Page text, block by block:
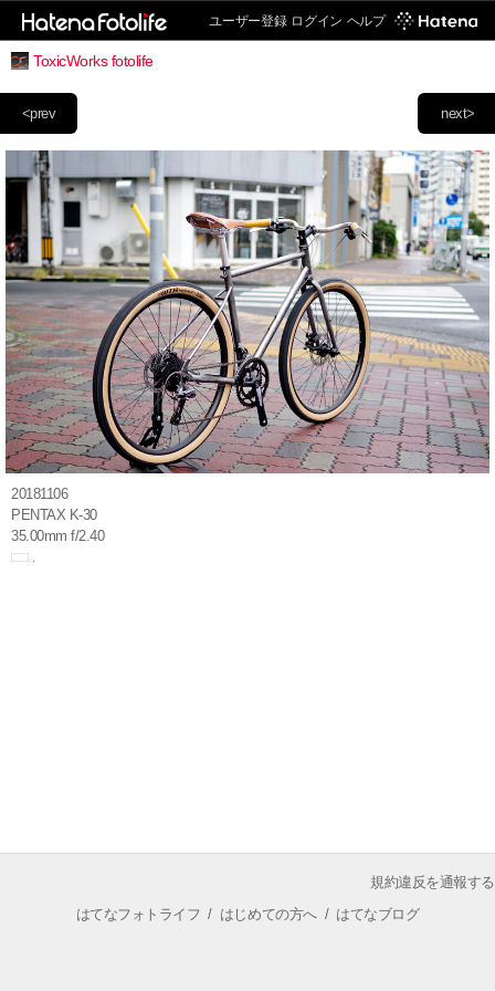
ユーザー登録 ログイン ヘルプ
ToxicWorks fotolife
next>
<prev
20181106
PENTAX K-30
35.00mm f/2.40
規約違反を通報する
はてなフォトライフ / はじめての方へ/ はてなブログ